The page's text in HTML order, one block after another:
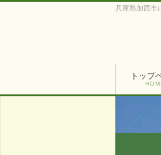
兵庫県加西市
トップ